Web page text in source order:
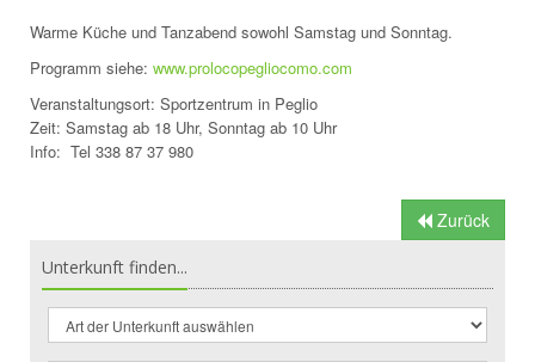
Warme Küche und Tanzabend sowohl Samstag und Sonntag.
Programm siehe: www.prolocopegliocomo.com
Veranstaltungsort: Sportzentrum in Peglio
Zeit: Samstag ab 18 Uhr, Sonntag ab 10 Uhr
Info: Tel 338 87 37 980
Zurück
Unterkunft finden...